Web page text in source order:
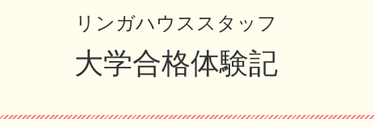
リンガハウススタッフ
大学合格体験記